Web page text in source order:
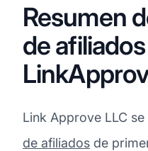
Resumen
de
Link Approve LLC
de afiliados de